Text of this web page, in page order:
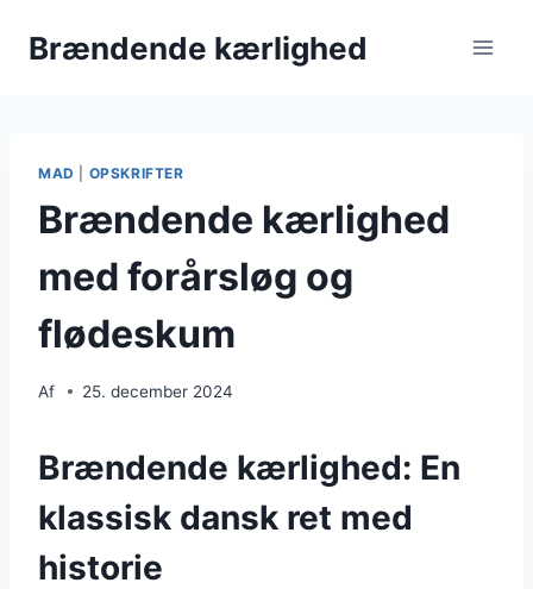
Brændende kærlighed
MAD OPSKRIFTER
Brændende kærlighed
med forårsløg og
flødeskum
Af 25. december 2024
Brændende kærlighed: En
klassisk dansk ret med
historie